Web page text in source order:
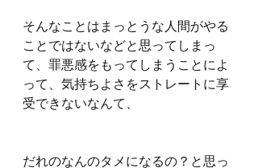
そんなことはまっとうな人間がやる
ことではないなどと思ってしまっ
て、罪悪感をもってしまうことによ
って、気持ちよさをストレートに享
受できないなんて、
だれのなんのタメになるの？と思っ